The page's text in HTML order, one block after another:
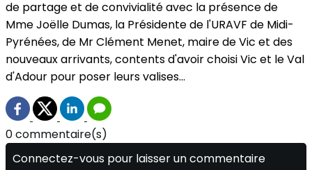
de partage et de convivialité avec la présence de
Mme Joëlle Dumas, la Présidente de l'URAVF de Midi-
Pyrénées, de Mr Clément Menet, maire de Vic et des
nouveaux arrivants, contents d'avoir choisi Vic et le Val
d'Adour pour poser leurs valises...
0 commentaire(s)
Connectez-vous pour laisser un commentaire